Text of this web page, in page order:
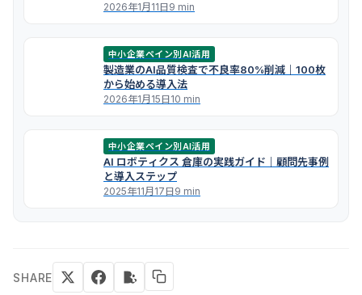
2026年1月11日9 min
中小企業ペイン別AI活用
製造業のAI品質検査で不良率80%削減｜100枚
から始める導入法
2026年1月15日10 min
中小企業ペイン別AI活用
AI ロボティクス 倉庫の実践ガイド｜顧問先事例
と導入ステップ
2025年11月17日9 min
SHARE